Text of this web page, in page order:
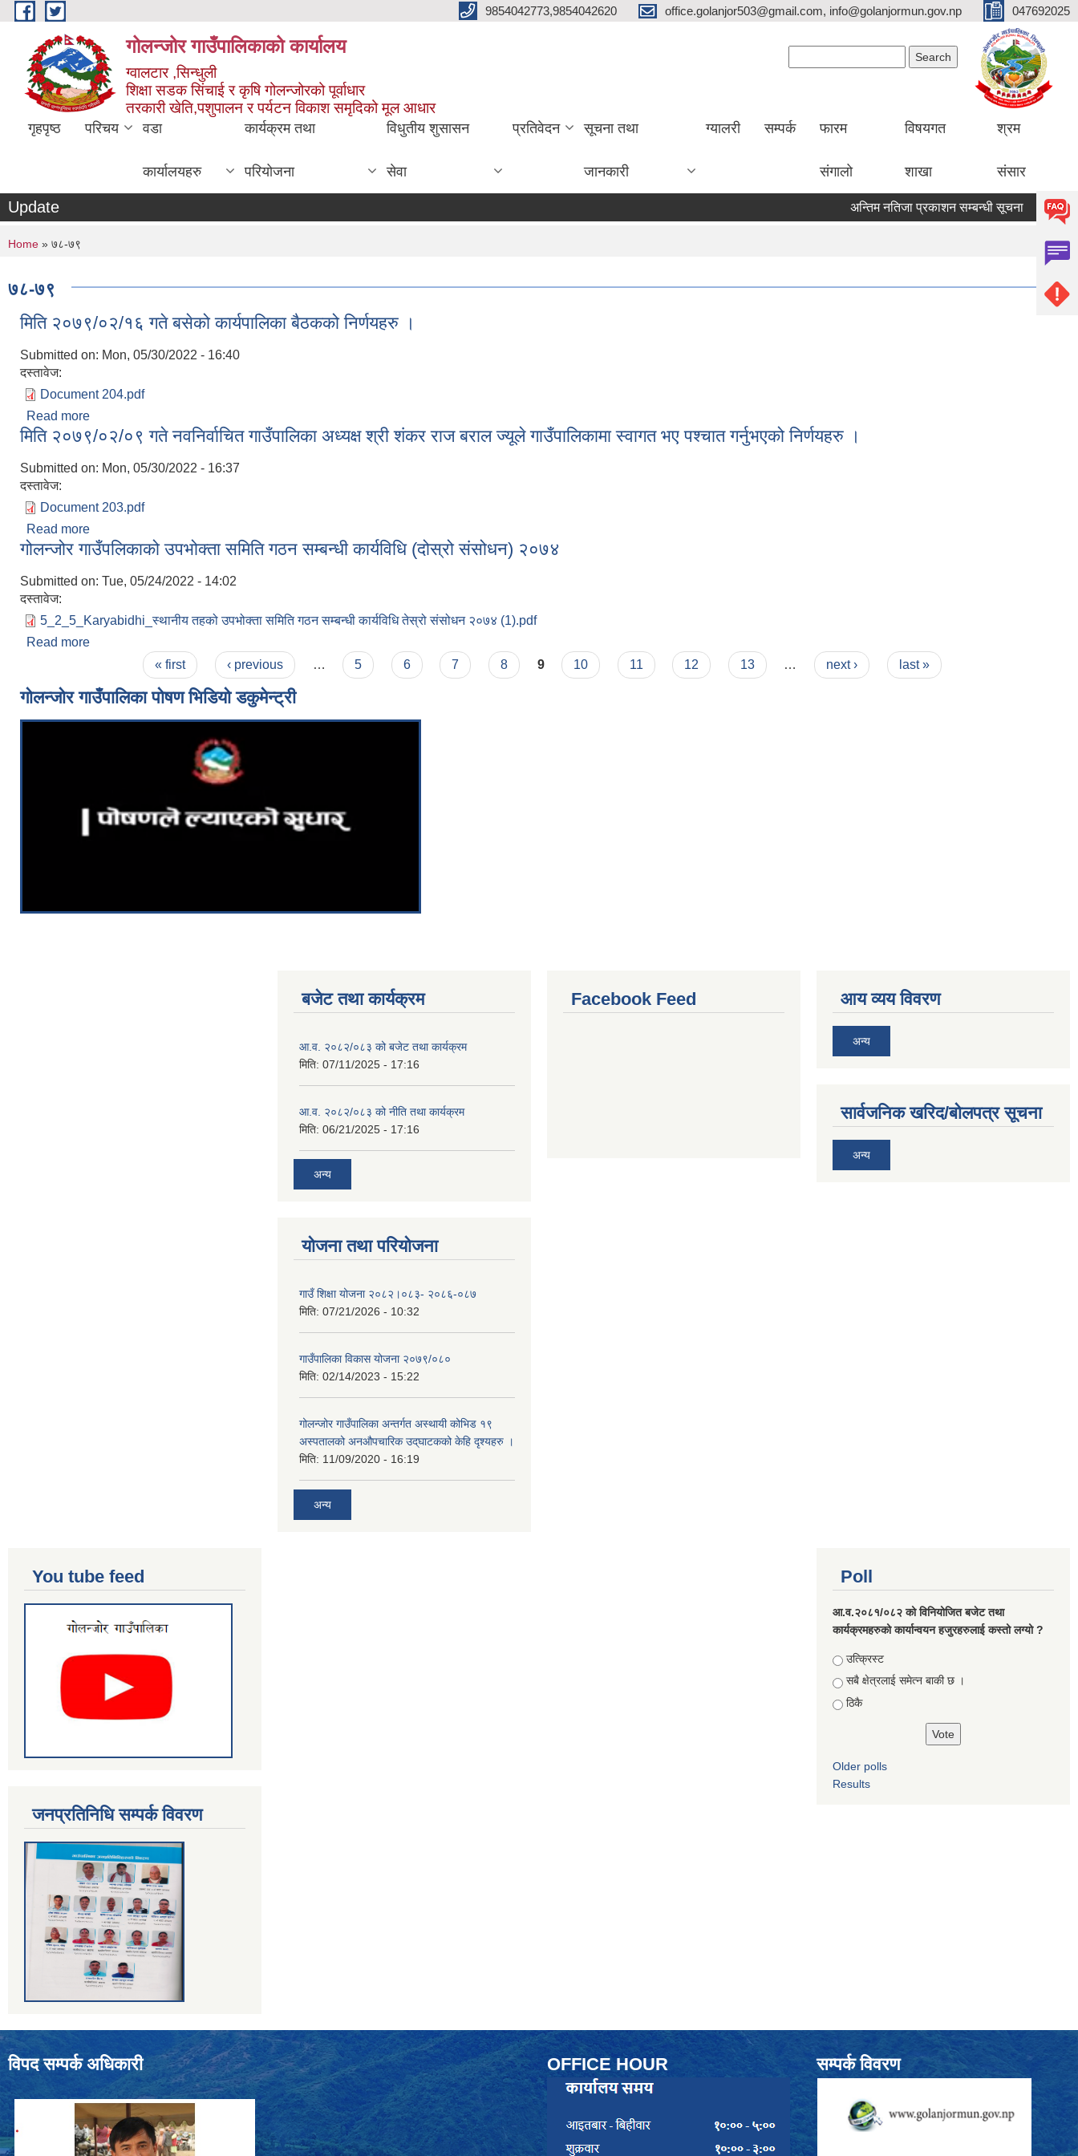
Skip to main content 9854042773,9854042620 office.golanjor503@gmail.com, info@golanjormun.gov.np 047692025
गोलन्जोर गाउँपालिकाको कार्यालय
ग्वालटार ,सिन्धुली
शिक्षा सडक सिंचाई र कृषि गोलन्जोरको पूर्वाधार
तरकारी खेति,पशुपालन र पर्यटन विकाश समृदिको मूल आधार
गृहपृष्ठ परिचय वडा
कार्यालयहरु
कार्यक्रम तथा
परियोजना
विधुतीय शुसासन
सेवा
प्रतिवेदन सूचना तथा
जानकारी
ग्यालरी सम्पर्क फारम
संगालो
विषयगत
शाखा
श्रम
संसार
Update अन्तिम नतिजा प्रकाशन सम्बन्धी सूचना अन्तिम
You are here
Home » ७८-७९
७८-७९
मिति २०७९/०२/१६ गते बसेको कार्यपालिका बैठकको निर्णयहरु ।
Submitted on: Mon, 05/30/2022 - 16:40
दस्तावेज:
Document 204.pdf
Read more
मिति २०७९/०२/०९ गते नवनिर्वाचित गाउँपालिका अध्यक्ष श्री शंकर राज बराल ज्यूले गाउँपालिकामा स्वागत भए पश्चात गर्नुभएको निर्णयहरु ।
Submitted on: Mon, 05/30/2022 - 16:37
दस्तावेज:
Document 203.pdf
Read more
गोलन्जोर गाउँपलिकाको उपभोक्ता समिति गठन सम्बन्धी कार्यविधि (दोस्रो संसोधन) २०७४
Submitted on: Tue, 05/24/2022 - 14:02
दस्तावेज:
5_2_5_Karyabidhi_स्थानीय तहको उपभोक्ता समिति गठन सम्बन्धी कार्यविधि तेस्रो संसोधन २०७४ (1).pdf
Read more
« first ‹ previous … 5 6 7 8 9 10 11 12 13 … next › last »
गोलन्जोर गाउँपालिका पोषण भिडियो डकुमेन्ट्री
बजेट तथा कार्यक्रम
आ.व. २०८२/०८३ को बजेट तथा कार्यक्रम
मिति: 07/11/2025 - 17:16
आ.व. २०८२/०८३ को नीति तथा कार्यक्रम
मिति: 06/21/2025 - 17:16
अन्य
योजना तथा परियोजना
गाउँ शिक्षा योजना २०८२।०८३- २०८६-०८७
मिति: 07/21/2026 - 10:32
गाउँपालिका विकास योजना २०७९/०८०
मिति: 02/14/2023 - 15:22
गोलन्जोर गाउँपालिका अन्तर्गत अस्थायी कोभिड १९
अस्पतालको अनऔपचारिक उद्‌घाटकको केहि दृश्यहरु ।
मिति: 11/09/2020 - 16:19
अन्य
Facebook Feed आय व्यय विवरण
अन्य
सार्वजनिक खरिद/बोलपत्र सूचना
अन्य
You tube feed
जनप्रतिनिधि सम्पर्क विवरण
Poll
आ.व.२०८१/०८२ को विनियोजित बजेट तथा
कार्यक्रमहरुको कार्यान्वयन हजुरहरुलाई कस्तो लग्यो ?
Choices
उत्क्रिस्ट
सबै क्षेत्रलाई समेत्न बाकी छ ।
ठिकै
Older polls
Results
विपद सम्पर्क अधिकारी OFFICE HOUR सम्पर्क विवरण